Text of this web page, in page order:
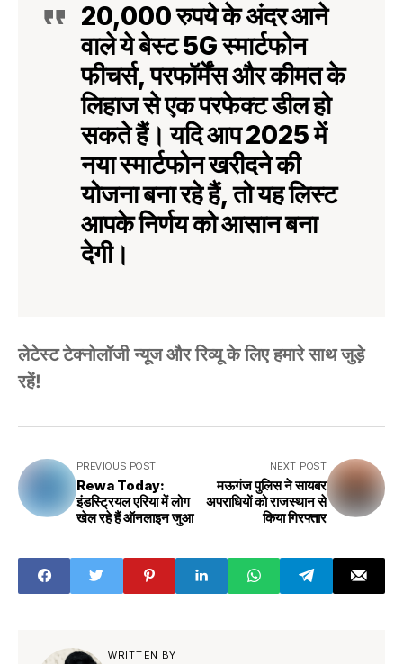
20,000 रुपये के अंदर आने
वाले येबेस्ट 5G स्मार्टफोन
फीचर्स, परफॉर्मेंस और कीमत के
लिहाज से एक परफेक्ट डील हो
सकते हैं। यदि आप 2025 में
नया स्मार्टफोन खरीदने की
योजना बना रहे हैं, तो यह लिस्ट
आपके निर्णय को आसान बना
देगी।
लेटेस्ट टेक्नोलॉजी न्यूज और रिव्यू के लिए हमारे साथ जुड़े
रहें!
PREVIOUS POST
Rewa Today:
इंडस्ट्रियल एरिया में लोग
खेल रहे हैं ऑनलाइन जुआ
NEXT POST
मऊगंज पुलिस ने सायबर
अपराधियों को राजस्थान से
किया गिरफ्तार
WRITTEN BY